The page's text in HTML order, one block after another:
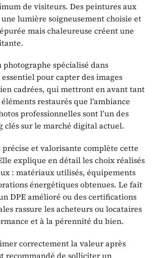
de visiteurs. Des peintures aux
lumière soigneusement choisie et
mais chaleureuse créent une
photographe spécialisé dans
pour capter des images
cadrées, qui mettront en avant tant
restaurés que l’ambiance
professionnelles sont l’un des
clés sur le marché digital actuel.
et valorisante complète cette
explique en détail les choix réalisés
: matériaux utilisés, équipements
énergétiques obtenues. Le fait
DPE amélioré ou des certifications
rassure les acheteurs ou locataires
et à la pérennité du bien.
correctement la valeur après
recommandé de solliciter un